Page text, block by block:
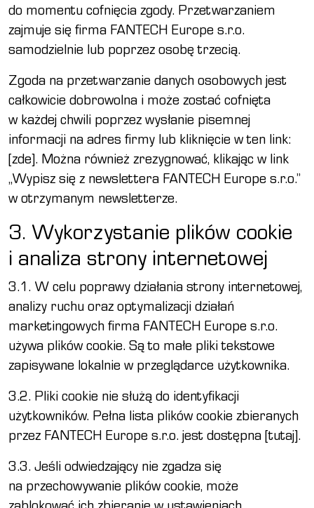
do momentu cofnięcia zgody. Przetwarzaniem
zajmuje się firma FANTECH Europe s.r.o.
samodzielnie lub poprzez osobę trzecią.
Zgoda na przetwarzanie danych osobowych jest
całkowicie dobrowolna i może zostać cofnięta
w każdej chwili poprzez wysłanie pisemnej
informacji na adres firmy lub kliknięcie w ten link:
[zde]. Można również zrezygnować, klikając w link
„Wypisz się z newslettera FANTECH Europe s.r.o.”
w otrzymanym newsletterze.
3. Wykorzystanie plików cookie
i analiza strony internetowej
3.1. W celu poprawy działania strony internetowej,
analizy ruchu oraz optymalizacji działań
marketingowych firma FANTECH Europe s.r.o.
używa plików cookie. Są to małe pliki tekstowe
zapisywane lokalnie w przeglądarce użytkownika.
3.2. Pliki cookie nie służą do identyfikacji
użytkowników. Pełna lista plików cookie zbieranych
przez FANTECH Europe s.r.o. jest dostępna [tutaj].
3.3. Jeśli odwiedzający nie zgadza się
na przechowywanie plików cookie, może
zablokować ich zbieranie w ustawieniach